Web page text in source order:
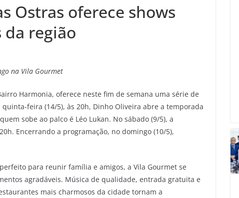
Ostras oferece shows
região
na Vila Gourmet
Harmonia, oferece neste fim de semana uma série de
feira (14/5), às 20h, Dinho Oliveira abre a temporada
sobe ao palco é Léo Lukan. No sábado (9/5), a
Encerrando a programação, no domingo (10/5),
para reunir família e amigos, a Vila Gourmet se
agradáveis. Música de qualidade, entrada gratuita e
mais charmosos da cidade tornam a